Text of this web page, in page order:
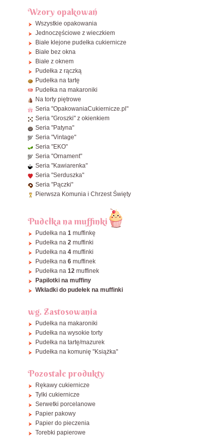
30x30x12~28 cm
31x31x8 cm (na tartę)
32x32x10~25 cm
34x34x25~45 cm
36x36x15~28 cm
40x40x20 cm
29x20x7 cm
31x22x8 cm
42x32x13 cm
46x35x13 cm
ø20 cm
ø21 cm
ø22 cm
ø24 cm
ø25 cm
ø26 cm
ø28 cm
ø30 cm
ø32 cm
ø34 cm
ø36 cm
ø38 cm
ø40 cm
Zobacz wszystkie Okrągłe
25x25 cm
30x30 cm
35x35 cm
40x30 cm
45x35 cm
60x40 cm
38x8x2,5 cm - Makowiec / Rolady
Zobacz wszystkie Prostokątne
⌀27,5cm
⌀30cm
⌀32,5cm
⌀35cm
⌀ 40cm
Wzory opakowań
Wszystkie opakowania
Jednoczęściowe z wieczkiem
Białe klejone pudełka cukiernicze
Białe bez okna
Białe z oknem
Pudełka z rączką
Pudełka na tartę
Pudełka na makaroniki
Na torty piętrowe
Seria "OpakowaniaCukiernicze.pl"
Seria "Groszki" z okienkiem
Seria "Patyna"
Seria "Vintage"
Seria "EKO"
Seria "Ornament"
Seria "Kawiarenka"
Seria "Serduszka"
Seria "Pączki"
Pierwsza Komunia i Chrzest Święty
Pudełka na muffinki
Pudełka na 1muffinkę
Pudełka na 2muffinki
Pudełka na 4muffinki
Pudełka na 6muffinek
Pudełka na 12muffinek
Papilotki na muffiny
Wkładki do pudełek na muffinki
wg. Zastosowania
Pudełka na makaroniki
Pudełka na wysokie torty
Pudełka na tartę/mazurek
Pudełka na komunię "Książka"
Pozostałe produkty
Rękawy cukiernicze
Tylki cukiernicze
Serwetki porcelanowe
Papier pakowy
Papier do pieczenia
Torebki papierowe